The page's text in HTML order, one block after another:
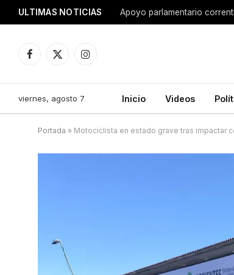
ULTIMAS NOTICIAS Apoyo parlamentario
Facebook
X
Instagram
viernes, agosto 7 Inicio Videos
Portada » Motociclista en estado grave tras impactar